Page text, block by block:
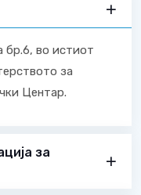
бр.6, во истиот
за
Центар.
за